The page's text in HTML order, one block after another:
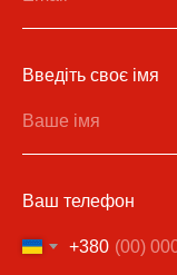
Введіть своє імя
Ваш телефон
+380